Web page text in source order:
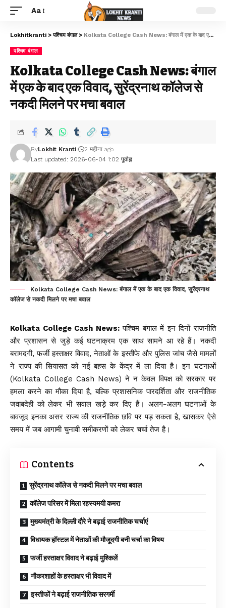
Aa
Lokhitkranti >पश्चिम बंगाल> Kolkata College Cash News: बंगाल में एक के बाद एक विवाद, सुरेंद्रनाथ कॉलेज से नकदी मिलने पर मचा बवाल
पश्चिम बंगाल
Kolkata College Cash News: बंगाल
में एक के बाद एक विवाद, सुरेंद्रनाथ कॉलेज से
नकदी मिलने पर मचा बवाल
Last updated: 2026-06-04 1:02 पूर्वाह्न
ByLokhit Kranti 2 महीना ago
Kolkata College Cash News: बंगाल में एक के बाद एक विवाद, सुरेंद्रनाथ
कॉलेज से नकदी मिलने पर मचा बवाल
Kolkata College Cash News:पश्चिम बंगाल में इन दिनों राजनीति
और प्रशासन से जुड़े कई घटनाक्रम एक साथ सामने आ रहे हैं। नकदी
बरामदगी, फर्जी हस्ताक्षर विवाद, नेताओं के इस्तीफे और पुलिस जांच जैसे मामलों
ने राज्य की सियासत को नई बहस के केंद्र में ला दिया है। इन घटनाओं
(Kolkata College Cash News) ने न केवल विपक्ष को सरकार पर
हमला करने का मौका दिया है, बल्कि प्रशासनिक पारदर्शिता और राजनीतिक
जवाबदेही को लेकर भी सवाल खड़े कर दिए हैं। अलग-अलग घटनाओं के
बावजूद इनका असर राज्य की राजनीतिक छवि पर पड़ सकता है, खासकर ऐसे
समय में जब आगामी चुनावी समीकरणों को लेकर चर्चा तेज है।
Contents
सुरेंद्रनाथ कॉलेज से नकदी मिलने पर मचा बवाल
कॉलेज परिसर में मिला रहस्यमयी कमरा
मुख्यमंत्री के दिल्ली दौरे ने बढ़ाई राजनीतिक चर्चाएं
विधायक हॉस्टल में नेताओं की मौजूदगी बनी चर्चा का विषय
फर्जी हस्ताक्षर विवाद ने बढ़ाई मुश्किलें
नौकरशाहों के हस्ताक्षर भी विवाद में
इस्तीफों ने बढ़ाई राजनीतिक सरगर्मी